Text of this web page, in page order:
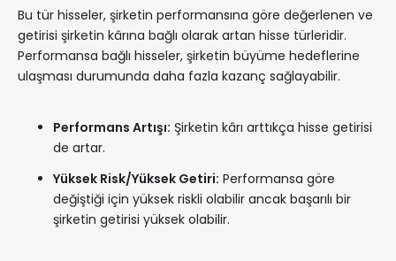
Bu tür hisseler, şirketin performansına göre değerlenen ve
getirisi şirketin kârına bağlı olarak artan hisse türleridir.
Performansa bağlı hisseler, şirketin büyüme hedeflerine
ulaşması durumunda daha fazla kazanç sağlayabilir.
Performans Artışı: Şirketin kârı arttıkça hisse getirisi
de artar.
Yüksek Risk/Yüksek Getiri: Performansa göre
değiştiği için yüksek riskli olabilir ancak başarılı bir
şirketin getirisi yüksek olabilir.